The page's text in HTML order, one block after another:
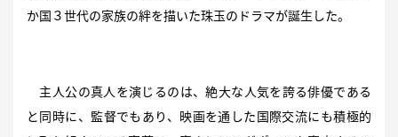
か国３世代の家族の絆を描いた珠玉のドラマが誕生した。
主人公の真人を演じるのは、絶大な人気を誇る俳優である
と同時に、監督でもあり、映画を通した国際交流にも積極的